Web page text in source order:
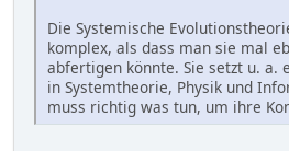
Die Systemische
komplex, als dass man sie mal
abfertigen könnte. Sie setzt u. a.
in Systemtheorie, Physik und
muss richtig was tun, um ihre